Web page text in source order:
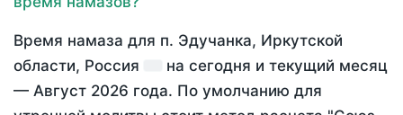
Время намаза для п. Эдучанка, Иркутской
области, Россия
на сегодня и текущий месяц
— Август 2026 года. По умолчанию для